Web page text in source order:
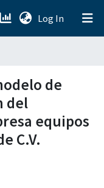
Log In (current)
de
del
equipos
C.V.